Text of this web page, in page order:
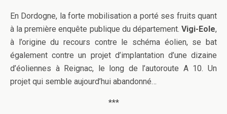
En Dordogne, la forte mobilisation a porté ses fruits quant
à la première enquête publique du département. Vigi-Eole,
à l’origine du recours contre le schéma éolien, se bat
également contre un projet d’implantation d’une dizaine
d’éoliennes à Reignac, le long de l’autoroute A 10. Un
projet qui semble aujourd’hui abandonné…
***